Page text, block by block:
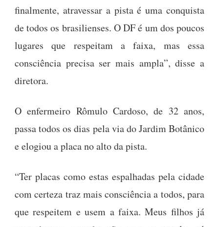
finalmente, atravessar a pista é uma conquista
de todos os brasilienses. O DF é um dos poucos
lugares que respeitam a faixa, mas essa
consciência precisa ser mais ampla”, disse a
diretora.
O enfermeiro Rômulo Cardoso, de 32 anos,
passa todos os dias pela via do Jardim Botânico
e elogiou a placa no alto da pista.
“Ter placas como estas espalhadas pela cidade
com certeza traz mais consciência a todos, para
que respeitem e usem a faixa. Meus filhos já